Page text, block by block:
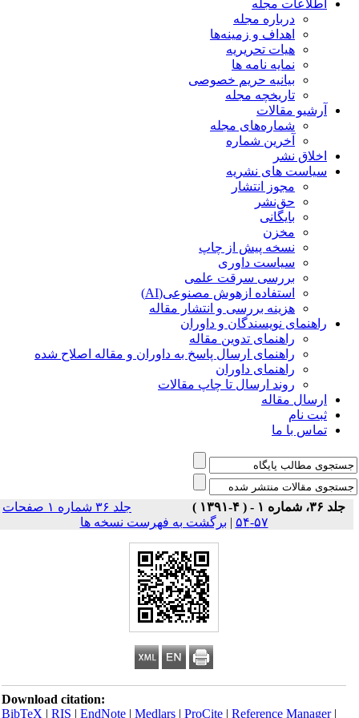
اطلاعات مجله
درباره مجله
اهداف و زمینه‌ها
هیات تحریریه
نمایه نامه ها
بیانیه حریم خصوصی
تاریخچه مجله
آرشیو مقالات
شماره‌های مجله
آخرین شماره
اخلاق نشر
سیاست های نشریه
مجوز انتشار
حق‌نشر
بایگانی
مخزن
نسخه پیش از چاپ
سیاست داوری
بررسی سرقت علمی
استفاده ازهوش مصنوعی(AI)
هزینه بررسی و انتشار مقاله
راهنمای نویسندگان و داوران
راهنمای تدوین مقاله
راهنمای ارسال پاسخ به داوران و مقاله اصلاح شده
راهنمای داوران
روند ارسال تا چاپ مقالات
ارسال مقاله
ثبت نام
تماس با ما
جلد ۳۶، شماره ۱ - ( ۴-۱۳۹۱ )
جلد ۳۶ شماره ۱ صفحات
۵۷-۵۴
|برگشت به فهرست نسخه ها
Download citation:
BibTeX|RIS|EndNote|Medlars|ProCite|Reference Manager